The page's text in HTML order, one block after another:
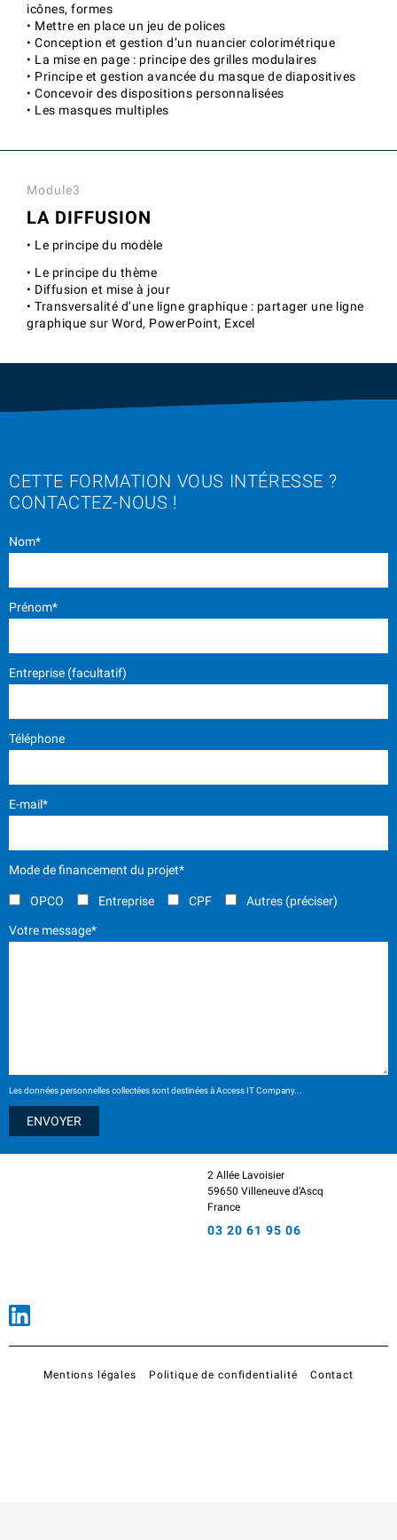
icônes, formes
• Mettre en place un jeu de polices
• Conception et gestion d’un nuancier colorimétrique
• La mise en page : principe des grilles modulaires
• Principe et gestion avancée du masque de diapositives
• Concevoir des dispositions personnalisées
• Les masques multiples
Module3
LA DIFFUSION
• Le principe du modèle
• Le principe du thème
• Diffusion et mise à jour
• Transversalité d’une ligne graphique : partager une ligne
graphique sur Word, PowerPoint, Excel
CETTE FORMATION VOUS INTÉRESSE ?
CONTACTEZ-NOUS !
Nom*
Prénom*
Entreprise (facultatif)
Téléphone
E-mail*
Mode de financement du projet*
OPCO Entreprise CPF Autres (préciser)
Votre message*
Les données personnelles collectées sont destinées à Access IT Company...
2 Allée Lavoisier
59650 Villeneuve d’Ascq
France
03 20 61 95 06
Mentions légales Politique de confidentialité Contact